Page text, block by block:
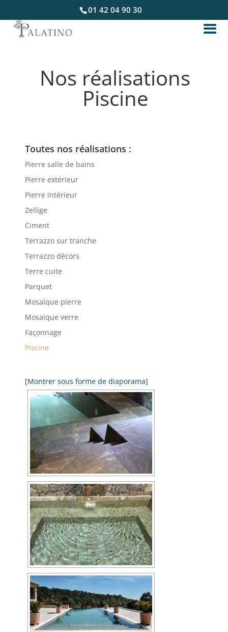
01 42 04 90 30
Nos réalisations
Piscine
Toutes nos réalisations :
Pierre salle de bains
Pierre extérieur
Pierre intérieur
Zellige
Ciment
Terrazzo sur tranche
Terrazzo décors
Terre cuite
Parquet
Mosaique pierre
Mosaique verre
Façonnage
Piscine
[Montrer sous forme de diaporama]